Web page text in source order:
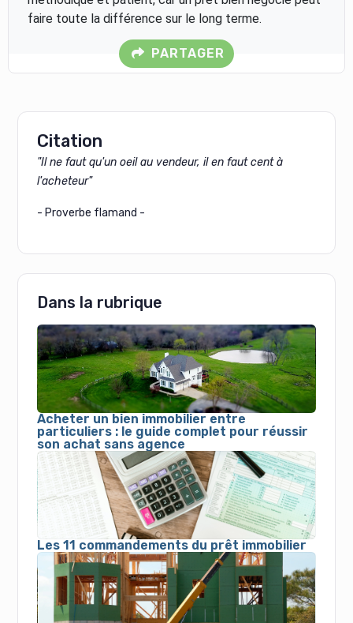
faire toute la différence sur le long terme.
PARTAGER
Citation
"Il ne faut qu'un oeil au vendeur, il en faut cent à
l'acheteur"
- Proverbe flamand -
Dans la rubrique
Acheter un bien immobilier entre
particuliers : le guide complet pour réussir
son achat sans agence
Les 11 commandements du prêt immobilier